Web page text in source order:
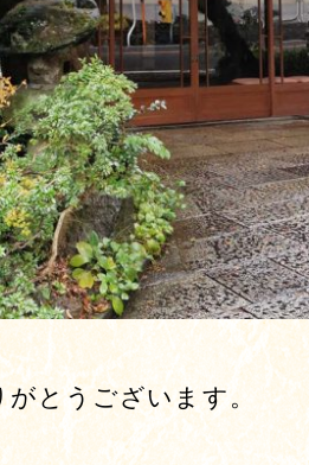
とうございます。